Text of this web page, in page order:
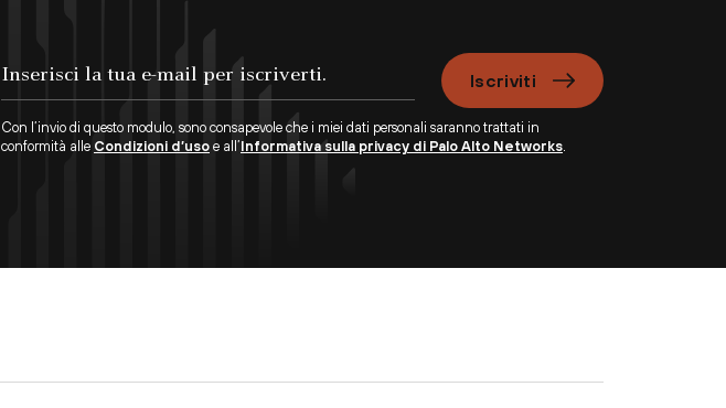
Iscriviti
Con l’invio di questo modulo, sono consapevole che i miei dati personali saranno trattati in
conformità alle Condizioni d’uso e all’Informativa sulla privacy di Palo Alto Networks.